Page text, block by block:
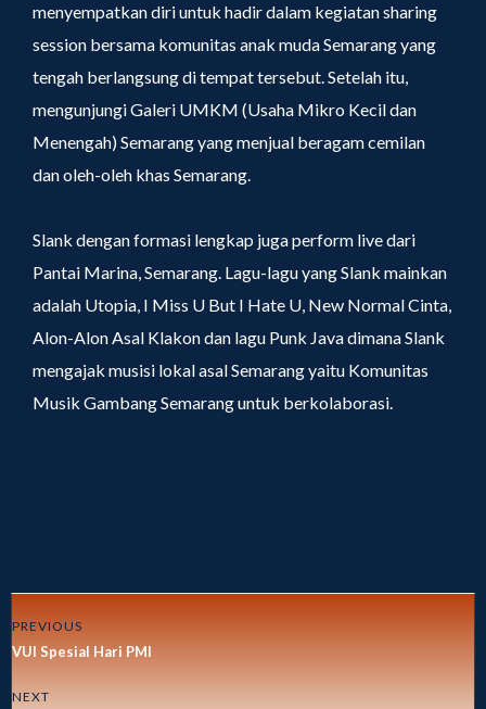
menyempatkan diri untuk hadir dalam kegiatan sharing
session bersama komunitas anak muda Semarang yang
tengah berlangsung di tempat tersebut. Setelah itu,
mengunjungi Galeri UMKM (Usaha Mikro Kecil dan
Menengah) Semarang yang menjual beragam cemilan
dan oleh-oleh khas Semarang.
Slank dengan formasi lengkap juga perform live dari
Pantai Marina, Semarang. Lagu-lagu yang Slank mainkan
adalah Utopia, I Miss U But I Hate U, New Normal Cinta,
Alon-Alon Asal Klakon dan lagu Punk Java dimana Slank
mengajak musisi lokal asal Semarang yaitu Komunitas
Musik Gambang Semarang untuk berkolaborasi.
PREVIOUS
VUI Spesial Hari PMI
NEXT